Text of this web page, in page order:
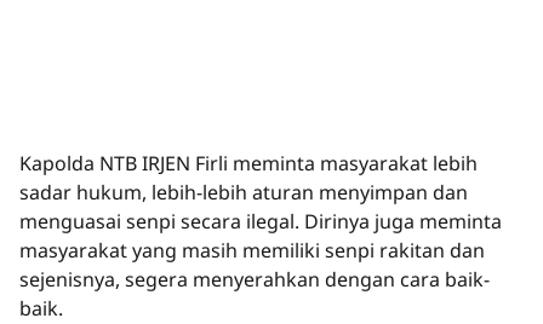
Kapolda NTB IRJEN Firli meminta masyarakat lebih
sadar hukum, lebih-lebih aturan menyimpan dan
menguasai senpi secara ilegal. Dirinya juga meminta
masyarakat yang masih memiliki senpi rakitan dan
sejenisnya, segera menyerahkan dengan cara baik-
baik.